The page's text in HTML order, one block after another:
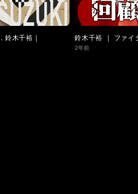
鈴木千裕｜
鈴木千裕 ｜ ファ
2年前